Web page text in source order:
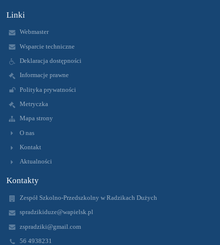
Linki
Webmaster
Wsparcie techniczne
Deklaracja dostępności
Informacje prawne
Polityka prywatności
Metryczka
Mapa strony
O nas
Kontakt
Aktualności
Kontakty
Zespół Szkolno-Przedszkolny w Radzikach Dużych
spradzikiduze@wapielsk.pl
zspradziki@gmail.com
56 4938231